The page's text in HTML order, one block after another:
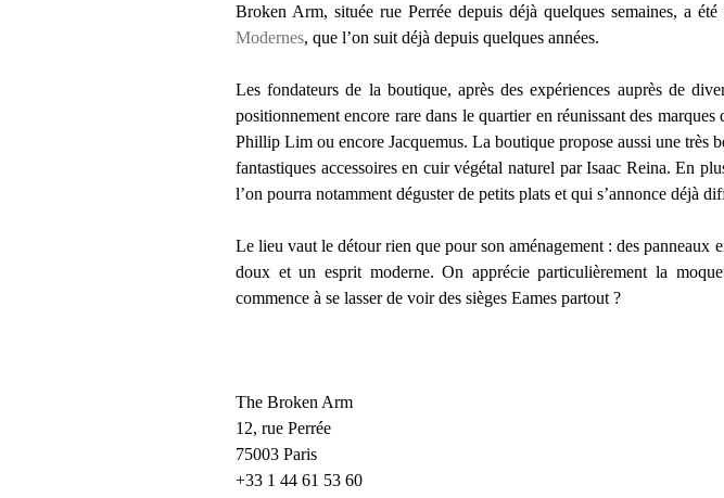
Broken Arm, située rue Perrée depuis déjà quelques semaines, a
Modernes, que l’on suit déjà depuis quelques années.
Les fondateurs de la boutique, après des expériences auprès de
positionnement encore rare dans le quartier en réunissant des
Phillip Lim ou encore Jacquemus. La boutique propose aussi une très
fantastiques accessoires en cuir végétal naturel par Isaac Reina. En
l’on pourra notamment déguster de petits plats et qui s’annonce déjà
Le lieu vaut le détour rien que pour son aménagement : des panneaux
doux et un esprit moderne. On apprécie particulièrement la
commence à se lasser de voir des sièges Eames partout ?
The Broken Arm
12, rue Perrée
75003 Paris
+33 1 44 61 53 60